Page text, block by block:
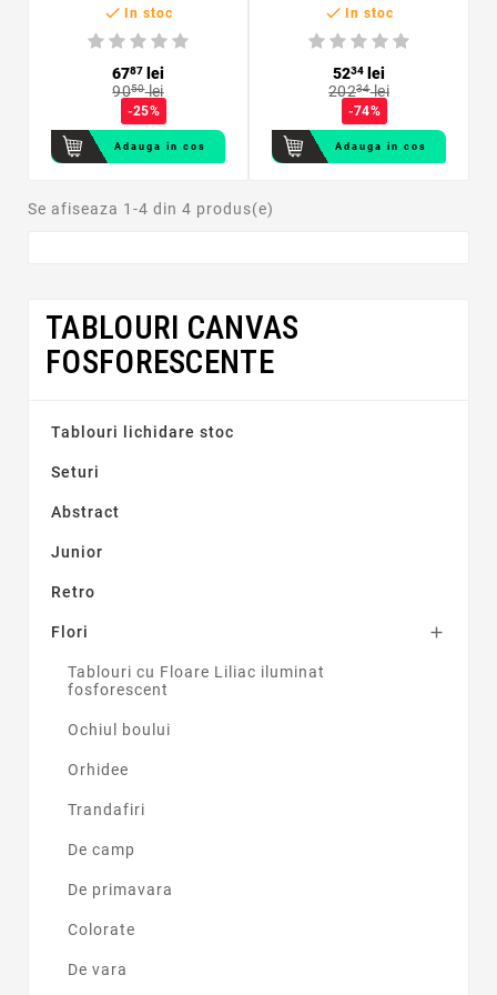
 In stoc
6787
lei
9050lei
-25%
Adauga in cos
RESIGILAT
 In stoc
5234
lei
20234lei
-74%
Adauga in cos
Se afiseaza 1-4 din 4 produs(e)
TABLOURI CANVAS
FOSFORESCENTE
Tablouri lichidare stoc
Seturi
Abstract
Junior
Retro
Flori 
Tablouri cu Floare Liliac iluminat
fosforescent
Ochiul boului
Orhidee
Trandafiri
De camp
De primavara
Colorate
De vara